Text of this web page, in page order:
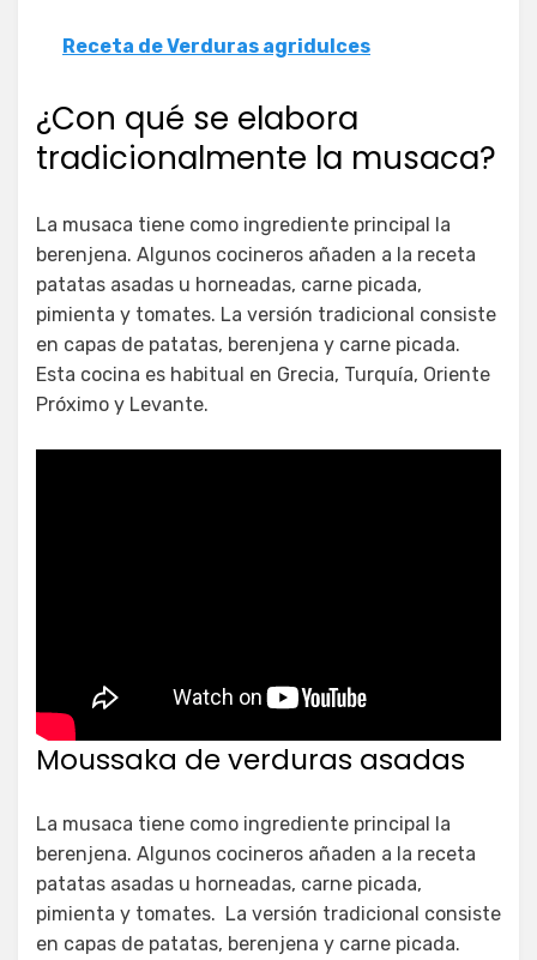
Receta de Verduras agridulces
¿Con qué se elabora
tradicionalmente la musaca?
La musaca tiene como ingrediente principal la
berenjena. Algunos cocineros añaden a la receta
patatas asadas u horneadas, carne picada,
pimienta y tomates. La versión tradicional consiste
en capas de patatas, berenjena y carne picada.
Esta cocina es habitual en Grecia, Turquía, Oriente
Próximo y Levante.
Moussaka de verduras asadas
La musaca tiene como ingrediente principal la
berenjena. Algunos cocineros añaden a la receta
patatas asadas u horneadas, carne picada,
pimienta y tomates. La versión tradicional consiste
en capas de patatas, berenjena y carne picada.